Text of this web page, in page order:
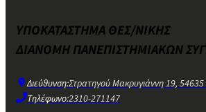
ΥΠΟΚΑΤΑΣΤΗΜΑ ΘΕΣ/ΝΙΚΗΣ
ΔΙΑΝΟΜΗ ΠΑΝΕΠΙΣΤΗΜΙΑΚΩΝ
Διεύθυνση:Στρατηγού Μακρυγιάννη 19,
Τηλέφωνο:2310-271147